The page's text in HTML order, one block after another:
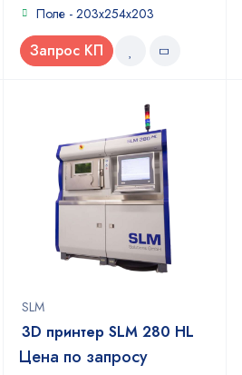
Поле - 203x254x203
Запрос КП
SLM
3D принтер SLM 280 HL
Цена по запросу